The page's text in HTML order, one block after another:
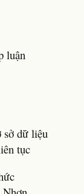
luận
sở dữ liệu
tục